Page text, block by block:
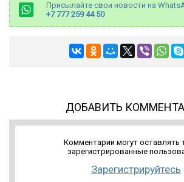
Присылайте свои новости на
+7 777 259 44 50
ДОБАВИТЬ
Комментарии могут оставлять
зарегистрированные
Зарегистрируйтесь